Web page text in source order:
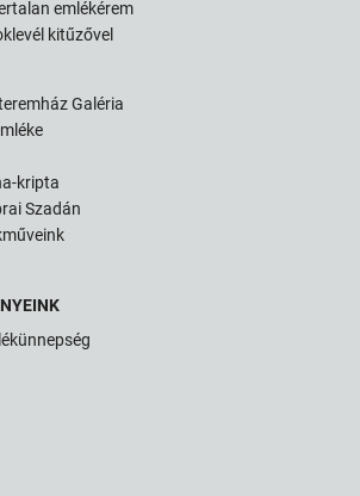
emlékérem
kitűzővel
Galéria
kripta
Szadán